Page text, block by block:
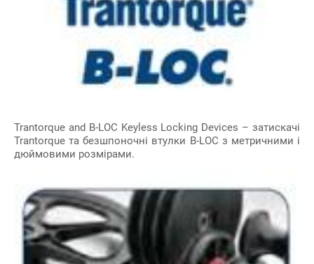
Trantorque and B-LOC Keyless Locking Devices – затискачі
Trantorque та безшпоночні втулки B-LOC з метричними і
дюймовими розмірами.